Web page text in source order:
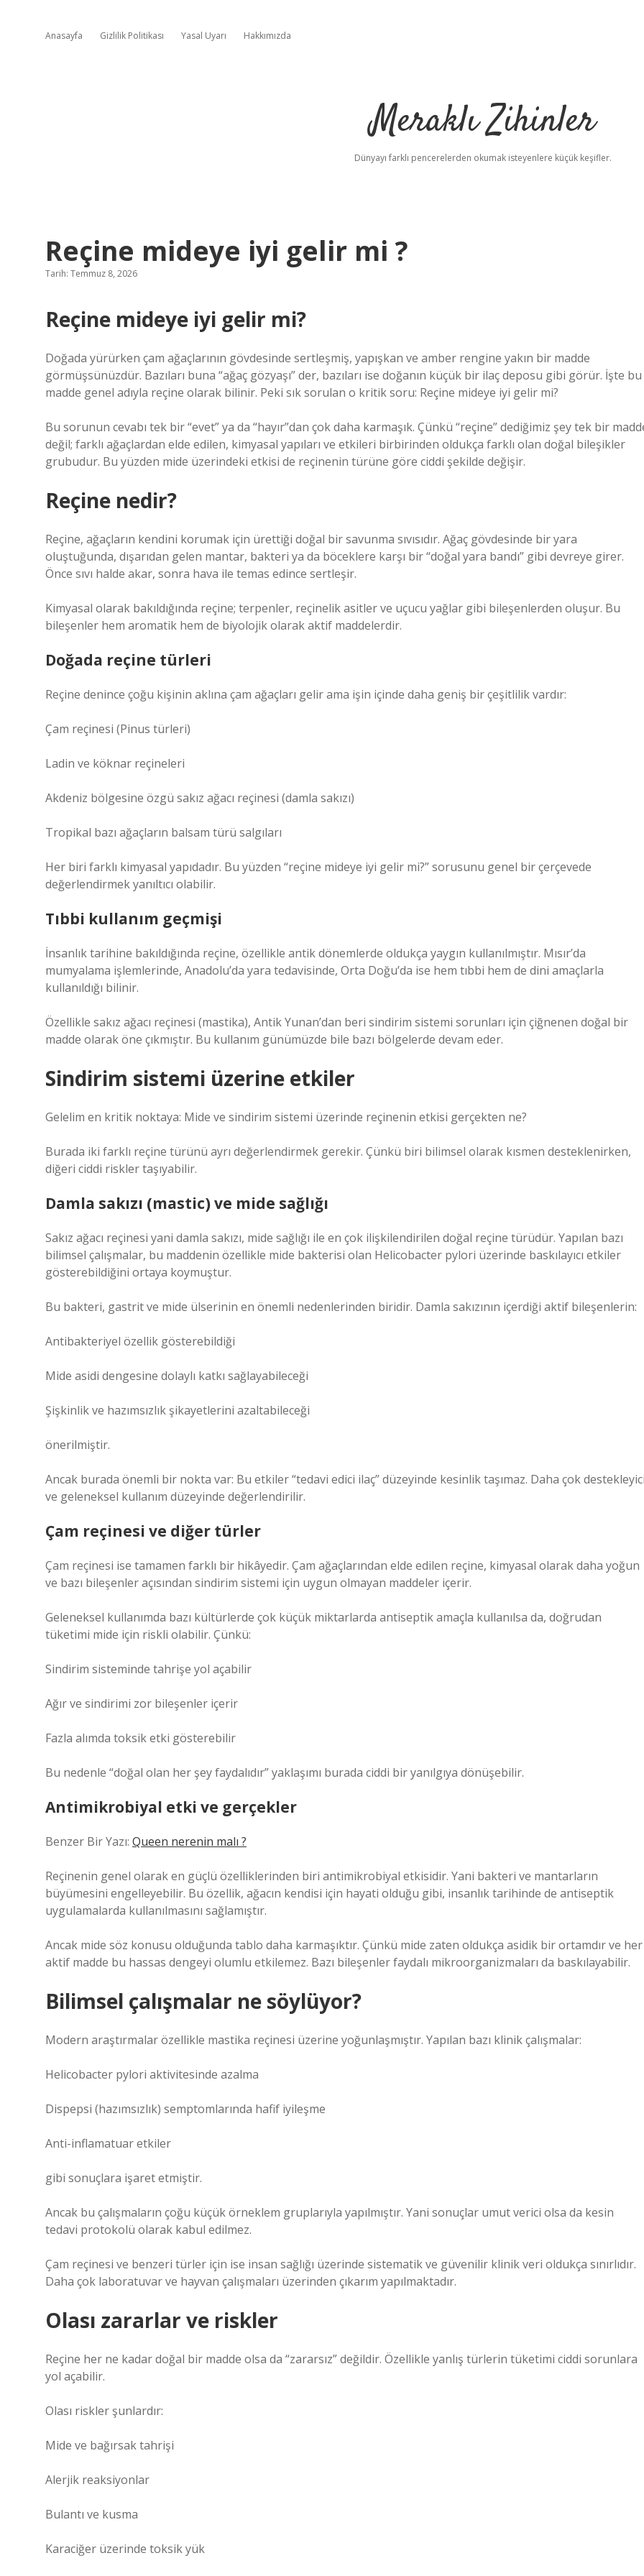
Anasayfa Gizlilik Politikası Yasal Uyarı Hakkımızda
Meraklı Zihinler
Dünyayı farklı pencerelerden okumak isteyenlere küçük keşifler.
Reçine mideye iyi gelir mi ?
Tarih: Temmuz 8, 2026
Reçine mideye iyi gelir mi?
Doğada yürürken çam ağaçlarının gövdesinde sertleşmiş, yapışkan ve amber rengine yakın bir madde
görmüşsünüzdür. Bazıları buna “ağaç gözyaşı” der, bazıları ise doğanın küçük bir ilaç deposu gibi görür. İşte bu
madde genel adıyla reçine olarak bilinir. Peki sık sorulan o kritik soru: Reçine mideye iyi gelir mi?
Bu sorunun cevabı tek bir “evet” ya da “hayır”dan çok daha karmaşık. Çünkü “reçine” dediğimiz şey tek bir
değil; farklı ağaçlardan elde edilen, kimyasal yapıları ve etkileri birbirinden oldukça farklı olan doğal bileşikler
grubudur. Bu yüzden mide üzerindeki etkisi de reçinenin türüne göre ciddi şekilde değişir.
Reçine nedir?
Reçine, ağaçların kendini korumak için ürettiği doğal bir savunma sıvısıdır. Ağaç gövdesinde bir yara
oluştuğunda, dışarıdan gelen mantar, bakteri ya da böceklere karşı bir “doğal yara bandı” gibi devreye girer.
Önce sıvı halde akar, sonra hava ile temas edince sertleşir.
Kimyasal olarak bakıldığında reçine; terpenler, reçinelik asitler ve uçucu yağlar gibi bileşenlerden oluşur. Bu
bileşenler hem aromatik hem de biyolojik olarak aktif maddelerdir.
Doğada reçine türleri
Reçine denince çoğu kişinin aklına çam ağaçları gelir ama işin içinde daha geniş bir çeşitlilik vardır:
Çam reçinesi (Pinus türleri)
Ladin ve köknar reçineleri
Akdeniz bölgesine özgü sakız ağacı reçinesi (damla sakızı)
Tropikal bazı ağaçların balsam türü salgıları
Her biri farklı kimyasal yapıdadır. Bu yüzden “reçine mideye iyi gelir mi?” sorusunu genel bir çerçevede
değerlendirmek yanıltıcı olabilir.
Tıbbi kullanım geçmişi
İnsanlık tarihine bakıldığında reçine, özellikle antik dönemlerde oldukça yaygın kullanılmıştır. Mısır’da
mumyalama işlemlerinde, Anadolu’da yara tedavisinde, Orta Doğu’da ise hem tıbbi hem de dini amaçlarla
kullanıldığı bilinir.
Özellikle sakız ağacı reçinesi (mastika), Antik Yunan’dan beri sindirim sistemi sorunları için çiğnenen doğal bir
madde olarak öne çıkmıştır. Bu kullanım günümüzde bile bazı bölgelerde devam eder.
Sindirim sistemi üzerine etkiler
Gelelim en kritik noktaya: Mide ve sindirim sistemi üzerinde reçinenin etkisi gerçekten ne?
Burada iki farklı reçine türünü ayrı değerlendirmek gerekir. Çünkü biri bilimsel olarak kısmen desteklenirken,
diğeri ciddi riskler taşıyabilir.
Damla sakızı (mastic) ve mide sağlığı
Sakız ağacı reçinesi yani damla sakızı, mide sağlığı ile en çok ilişkilendirilen doğal reçine türüdür. Yapılan bazı
bilimsel çalışmalar, bu maddenin özellikle mide bakterisi olan Helicobacter pylori üzerinde baskılayıcı etkiler
gösterebildiğini ortaya koymuştur.
Bu bakteri, gastrit ve mide ülserinin en önemli nedenlerinden biridir. Damla sakızının içerdiği aktif bileşenlerin:
Antibakteriyel özellik gösterebildiği
Mide asidi dengesine dolaylı katkı sağlayabileceği
Şişkinlik ve hazımsızlık şikayetlerini azaltabileceği
önerilmiştir.
Ancak burada önemli bir nokta var: Bu etkiler “tedavi edici ilaç” düzeyinde kesinlik taşımaz. Daha çok
ve geleneksel kullanım düzeyinde değerlendirilir.
Çam reçinesi ve diğer türler
Çam reçinesi ise tamamen farklı bir hikâyedir. Çam ağaçlarından elde edilen reçine, kimyasal olarak daha yoğun
ve bazı bileşenler açısından sindirim sistemi için uygun olmayan maddeler içerir.
Geleneksel kullanımda bazı kültürlerde çok küçük miktarlarda antiseptik amaçla kullanılsa da, doğrudan
tüketimi mide için riskli olabilir. Çünkü:
Sindirim sisteminde tahrişe yol açabilir
Ağır ve sindirimi zor bileşenler içerir
Fazla alımda toksik etki gösterebilir
Bu nedenle “doğal olan her şey faydalıdır” yaklaşımı burada ciddi bir yanılgıya dönüşebilir.
Antimikrobiyal etki ve gerçekler
Benzer Bir Yazı: Queen nerenin malı ?
Reçinenin genel olarak en güçlü özelliklerinden biri antimikrobiyal etkisidir. Yani bakteri ve mantarların
büyümesini engelleyebilir. Bu özellik, ağacın kendisi için hayati olduğu gibi, insanlık tarihinde de antiseptik
uygulamalarda kullanılmasını sağlamıştır.
Ancak mide söz konusu olduğunda tablo daha karmaşıktır. Çünkü mide zaten oldukça asidik bir ortamdır ve her
aktif madde bu hassas dengeyi olumlu etkilemez. Bazı bileşenler faydalı mikroorganizmaları da baskılayabilir.
Bilimsel çalışmalar ne söylüyor?
Modern araştırmalar özellikle mastika reçinesi üzerine yoğunlaşmıştır. Yapılan bazı klinik çalışmalar:
Helicobacter pylori aktivitesinde azalma
Dispepsi (hazımsızlık) semptomlarında hafif iyileşme
Anti-inflamatuar etkiler
gibi sonuçlara işaret etmiştir.
Ancak bu çalışmaların çoğu küçük örneklem gruplarıyla yapılmıştır. Yani sonuçlar umut verici olsa da kesin
tedavi protokolü olarak kabul edilmez.
Çam reçinesi ve benzeri türler için ise insan sağlığı üzerinde sistematik ve güvenilir klinik veri oldukça sınırlıdır.
Daha çok laboratuvar ve hayvan çalışmaları üzerinden çıkarım yapılmaktadır.
Olası zararlar ve riskler
Reçine her ne kadar doğal bir madde olsa da “zararsız” değildir. Özellikle yanlış türlerin tüketimi ciddi sorunlara
yol açabilir.
Olası riskler şunlardır:
Mide ve bağırsak tahrişi
Alerjik reaksiyonlar
Bulantı ve kusma
Karaciğer üzerinde toksik yük